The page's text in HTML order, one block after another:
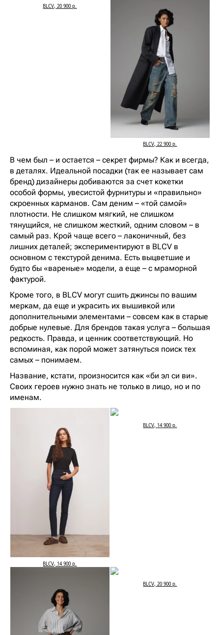
BLCV, 20 900 р.
BLCV, 22 900 р.
В чем был – и остается – секрет фирмы? Как и всегда,
в деталях. Идеальной посадки (так ее называет сам
бренд) дизайнеры добиваются за счет кокетки
особой формы, увесистой фурнитуры и «правильно»
скроенных карманов. Сам деним – «той самой»
плотности. Не слишком мягкий, не слишком
тянущийся, не слишком жесткий, одним словом – в
самый раз. Крой чаще всего – лаконичный, без
лишних деталей; экспериментируют в BLCV в
основном с текстурой денима. Есть выцветшие и
будто бы «вареные» модели, а еще – с мраморной
фактурой.
Кроме того, в BLCV могут сшить джинсы по вашим
меркам, да еще и украсить их вышивкой или
дополнительными элементами – совсем как в старые
добрые нулевые. Для брендов такая услуга – большая
редкость. Правда, и ценник соответствующий. Но
вспоминая, как порой может затянуться поиск тех
самых – понимаем.
Название, кстати, произносится как «би эл си ви».
Своих героев нужно знать не только в лицо, но и по
именам.
BLCV, 14 900 р.
BLCV, 14 900 р.
BLCV, 20 900 р.